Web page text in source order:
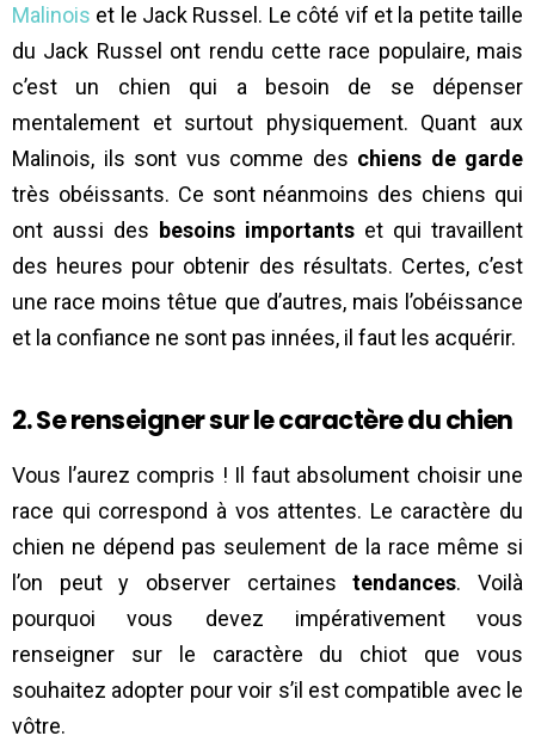
Malinois et le Jack Russel. Le côté vif et la petite taille
du Jack Russel ont rendu cette race populaire, mais
c’est un chien qui a besoin de se dépenser
mentalement et surtout physiquement. Quant aux
Malinois, ils sont vus comme des chiens de garde
très obéissants. Ce sont néanmoins des chiens qui
ont aussi des besoins importants et qui travaillent
des heures pour obtenir des résultats. Certes, c’est
une race moins têtue que d’autres, mais l’obéissance
et la confiance ne sont pas innées, il faut les acquérir.
2. Se renseigner sur le caractère du chien
Vous l’aurez compris ! Il faut absolument choisir une
race qui correspond à vos attentes. Le caractère du
chien ne dépend pas seulement de la race même si
l’on peut y observer certainestendances. Voilà
pourquoi vous devez impérativement vous
renseigner sur le caractère du chiot que vous
souhaitez adopter pour voir s’il est compatible avec le
vôtre.